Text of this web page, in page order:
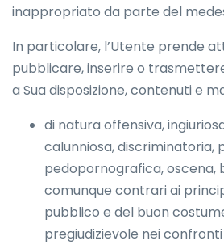
inappropriato da parte del
In particolare, l’Utente prende
pubblicare, inserire o
a Sua disposizione, contenuti e
di natura offensiva,
calunniosa, discriminatoria,
pedopornografica, oscena,
comunque contrari ai
pubblico e del buon
pregiudizievole nei